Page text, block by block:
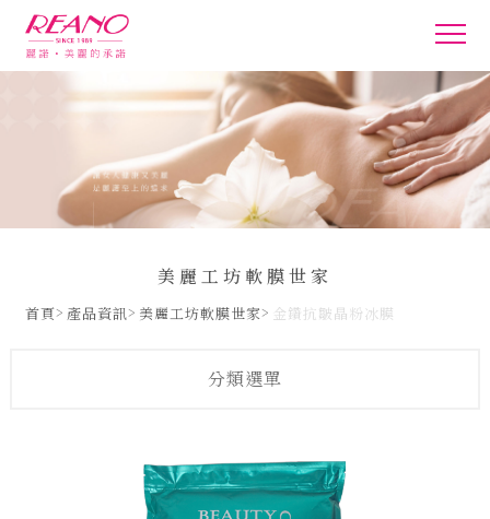
美麗工坊軟膜世家
首頁 產品資訊 美麗工坊軟膜世家 金鑽抗皺晶粉冰膜
分類選單